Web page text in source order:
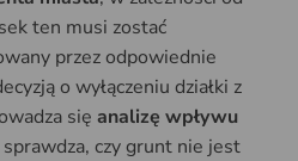
ten musi zostać
przez odpowiednie
o wyłączeniu działki z
się analizę wpływu
sprawdza, czy grunt nie jest